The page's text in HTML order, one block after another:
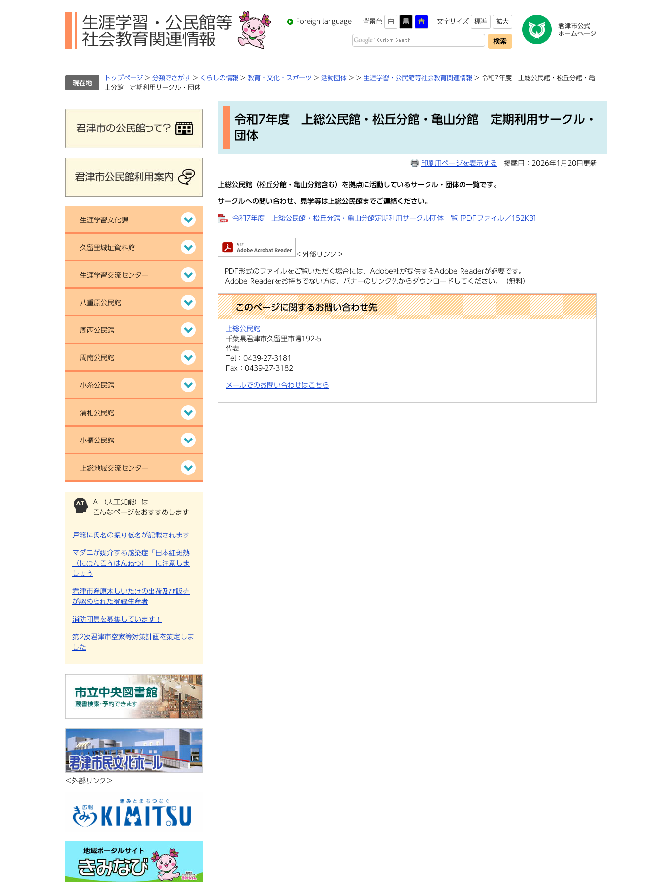
Foreign language 背景色 白 黒 青 文字サイズ 標準 拡大
タ
トップページ > 分類でさがす > くらしの情報 > 教育・文化・スポーツ > 活動団体 > > 生涯学習・公民館等社会教育関連情報 > 令和7年度 上総公民館・松丘分館・亀
山分館 定期利用サークル・団体
生涯学習文化課
久留里城址資料館
生涯学習交流センター
八重原公民館
周西公民館
周南公民館
小糸公民館
清和公民館
小櫃公民館
上総地域交流センター
AI（人工知能）は
こんなページをおすすめします
戸籍に氏名の振り仮名が記載されます
マダニが媒介する感染症「日本紅斑熱
（にほんこうはんねつ）」に注意しま
しょう
君津市産原木しいたけの出荷及び販売
が認められた登録生産者
消防団員を募集しています！
第2次君津市空家等対策計画を策定しま
した
＜外部リンク＞
本
令和7年度 上総公民館・松丘分館・亀山分館 定期利用サークル・
団体
印刷用ページを表示する 掲載日：2026年1月20日更新
上総公民館（松丘分館・亀山分館含む）を拠点に活動しているサークル・団体の一覧です。
サークルへの問い合わせ、見学等は上総公民館までご連絡ください。
令和7年度 上総公民館・松丘分館・亀山分館定期利用サークル団体一覧 [PDFファイル／152KB]
＜外部リンク＞
PDF形式のファイルをご覧いただく場合には、Adobe社が提供するAdobe Readerが必要です。
Adobe Readerをお持ちでない方は、バナーのリンク先からダウンロードしてください。（無料）
このページに関するお問い合わせ先
上総公民館
代表
千葉県君津市久留里市場192-5
Tel：0439-27-3181
Fax：0439-27-3182
メールでのお問い合わせはこちら